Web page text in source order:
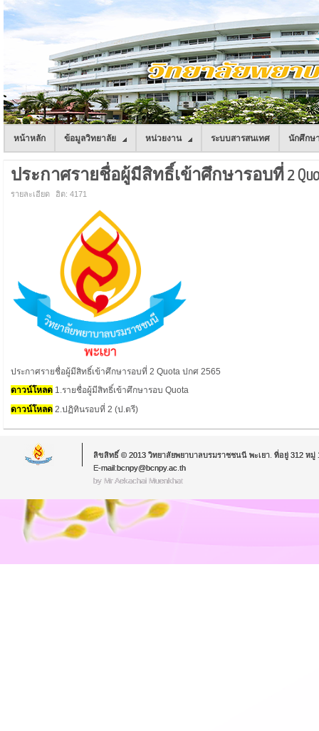
หน้าหลัก ข้อมูลวิทยาลัย หน่วยงาน ระบบสารสนเทศ นักศึกษ
ประกาศรายชื่อผู้มีสิทธิ์เข้าศึกษารอบที่ 2
รายละเอียด ฮิต: 4171
ประกาศรายชื่อผู้มีสิทธิ์เข้าศึกษารอบที่ 2 Quota ปกศ 2565
ดาวน์โหลด 1.รายชื่อผู้มีสิทธิ์เข้าศึกษารอบ Quota
ดาวน์โหลด 2.ปฏิทินรอบที่ 2 (ป.ตรี)
ลิขสิทธิ์ © 2013 วิทยาลัยพยาบาลบรมราชชนนี พะเยา. ที่อยู่ 312 หมู่
E-mail:bcnpy@bcnpy.ac.th
by Mr.Aekachai Muenkhat